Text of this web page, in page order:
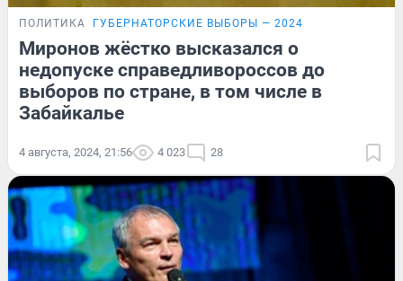
ПОЛИТИКА ГУБЕРНАТОРСКИЕ ВЫБОРЫ — 2024
Миронов жёстко высказался о
недопуске справедливороссов до
выборов по стране, в том числе в
Забайкалье
4 августа, 2024, 21:56 4 023 28